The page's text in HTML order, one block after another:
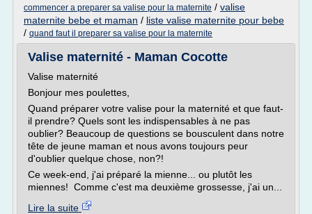
commencer a preparer sa valise pour la maternite / valise
maternite bebe et maman / liste valise maternite pour bebe
/ quand faut il preparer sa valise pour la maternite
Valise maternité - Maman Cocotte
Valise maternité
Bonjour mes poulettes,
Quand préparer votre valise pour la maternité et que faut-
il prendre? Quels sont les indispensables à ne pas
oublier? Beaucoup de questions se bousculent dans notre
tête de jeune maman et nous avons toujours peur
d'oublier quelque chose, non?!
Ce week-end, j'ai préparé la mienne... ou plutôt les
miennes! Comme c'est ma deuxième grossesse, j'ai un...
Lire la suite